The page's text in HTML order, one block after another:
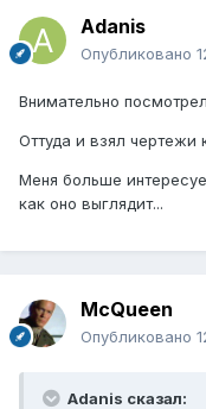
Adanis
Опубликовано
Внимательно
Оттуда и взял чертежи
Меня больше
как оно выглядит...
McQueen
Опубликовано
Adanis сказал: